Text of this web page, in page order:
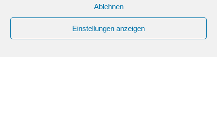
Ablehnen
Einstellungen anzeigen
buero@tanzschule-
zielonka.de
Webseite
https://www.tanzschule-